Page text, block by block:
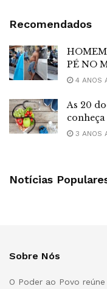
Recomendados
PÉ NO
4 ANOS
As 20
3 ANOS
Notícias
Sobre Nós
O Poder ao Povo